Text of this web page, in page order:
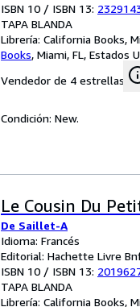
ISBN 10 / ISBN 13:
TAPA BLANDA
Librería: California Books,
Books, Miami, FL, Estados
Vendedor de 4 estrellas
Condición: New.
Le Cousin Du
De Saillet-A
Idioma: Francés
Editorial: Hachette Livre
ISBN 10 / ISBN 13:
TAPA BLANDA
Librería: California Books,